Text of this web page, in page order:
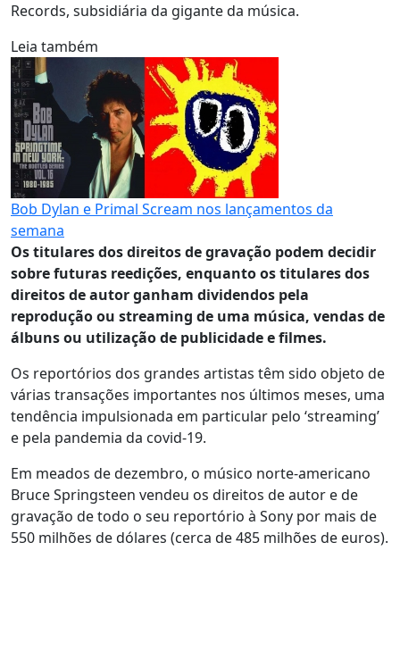
Records, subsidiária da gigante da música.
Leia também
Bob Dylan e Primal Scream nos lançamentos da
semana
Os titulares dos direitos de gravação podem decidir
sobre futuras reedições, enquanto os titulares dos
direitos de autor ganham dividendos pela
reprodução ou streaming de uma música, vendas de
álbuns ou utilização de publicidade e filmes.
Os reportórios dos grandes artistas têm sido objeto de
várias transações importantes nos últimos meses, uma
tendência impulsionada em particular pelo ‘streaming’
e pela pandemia da covid-19.
Em meados de dezembro, o músico norte-americano
Bruce Springsteen vendeu os direitos de autor e de
gravação de todo o seu reportório à Sony por mais de
550 milhões de dólares (cerca de 485 milhões de euros).